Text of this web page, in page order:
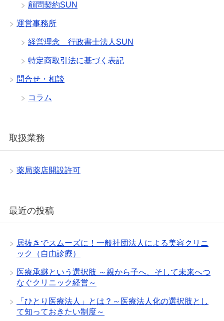
顧問契約SUN
運営事務所
経営理念 行政書士法人SUN
特定商取引法に基づく表記
問合せ・相談
コラム
取扱業務
薬局薬店開設許可
最近の投稿
居抜きでスムーズに！一般社団法人による美容クリニ
ック（自由診療）
医療承継という選択肢 ～親から子へ、そして未来へつ
なぐクリニック経営～
「ひとり医療法人」とは？～医療法人化の選択肢とし
て知っておきたい制度～